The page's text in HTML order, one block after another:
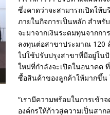
ซึ่งคาดว่าจะสามารถเปิดให้
ภายในกิจการเป็นหลัก สำหรั
จะมาจากเงินระดมทุนจากก
ลงทุนต่อสาขาประมาณ 120
ไปใช้ปรับปรุงสาขาที่มีอยู่ใน
ใหม่ที่กำลังจะเปิดในอนาคต
ซื้อสินค้าของลูกค้าให้มากขึ้
“เรามีความพร้อมในการเข้
องค์กรให้ก้าวสู่ความเป็นสา